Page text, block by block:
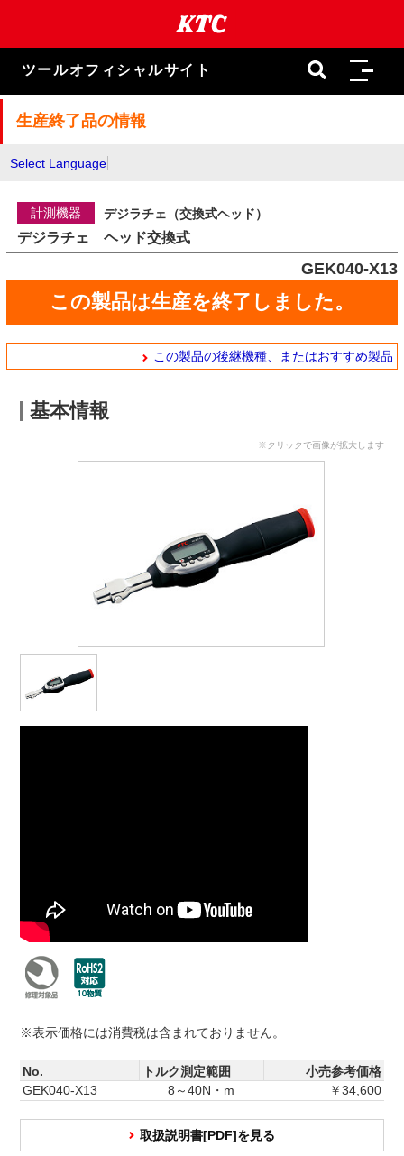
ま
キ
ツールオフィシャルサイト
生産終了品の情報
Select Language
計測機器 デジラチェ（交換式ヘッド）
デジラチェ ヘッド交換式
GEK040-X13
この製品は生産を終了しました。
この製品の後継機種、またはおすすめ製品
基本情報
※クリックで画像が拡大します
※表示価格には消費税は含まれておりません。
No. トルク測定範囲
小売参考価格
GEK040-X13
8～40N・m ￥34,600
取扱説明書[PDF]を見る